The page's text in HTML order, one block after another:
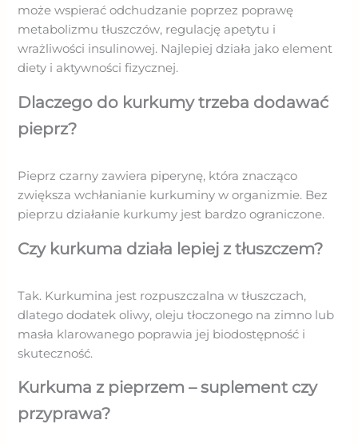
może wspierać odchudzanie poprzez poprawę
metabolizmu tłuszczów, regulację apetytu i
wrażliwości insulinowej. Najlepiej działa jako element
diety i aktywności fizycznej.
Dlaczego do kurkumy trzeba dodawać
pieprz?
Pieprz czarny zawiera piperynę, która znacząco
zwiększa wchłanianie kurkuminy w organizmie. Bez
pieprzu działanie kurkumy jest bardzo ograniczone.
Czy kurkuma działa lepiej z tłuszczem?
Tak. Kurkumina jest rozpuszczalna w tłuszczach,
dlatego dodatek oliwy, oleju tłoczonego na zimno lub
masła klarowanego poprawia jej biodostępność i
skuteczność.
Kurkuma z pieprzem – suplement czy
przyprawa?